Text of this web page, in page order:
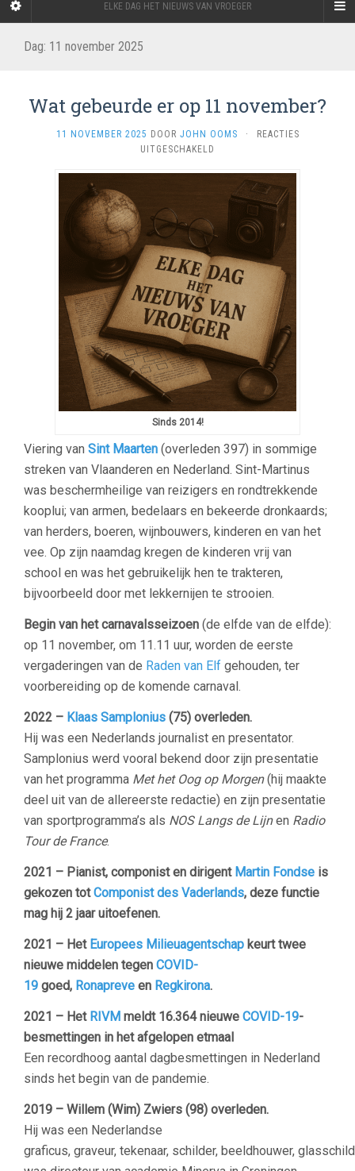
ELKE DAG HET NIEUWS VAN VROEGER
Dag: 11 november 2025
Wat gebeurde er op 11 november?
11 NOVEMBER 2025 DOOR JOHN OOMS ·
REACTIES
UITGESCHAKELD
GEBEURDE
NOVEMBER?
Sinds 2014!
Viering van Sint Maarten (overleden 397) in sommige
streken van Vlaanderen en Nederland. Sint-Martinus
was beschermheilige van reizigers en rondtrekkende
kooplui; van armen, bedelaars en bekeerde dronkaards;
van herders, boeren, wijnbouwers, kinderen en van het
vee. Op zijn naamdag kregen de kinderen vrij van
school en was het gebruikelijk hen te trakteren,
bijvoorbeeld door met lekkernijen te strooien.
Begin van het carnavalsseizoen (de elfde van de elfde):
op 11 november, om 11.11 uur, worden de eerste
vergaderingen van de Raden van Elf gehouden, ter
voorbereiding op de komende carnaval.
2022 – Klaas Samplonius (75) overleden.
Hij was een Nederlands journalist en presentator.
Samplonius werd vooral bekend door zijn presentatie
van het programma Met het Oog op Morgen(hij maakte
deel uit van de allereerste redactie) en zijn presentatie
van sportprogramma’s als NOS Langs de Lijnen Radio
Tour de France.
2021 – Pianist, componist en dirigent Martin Fondse is
gekozen totComponist des Vaderlands, deze functie
mag hij 2 jaar uitoefenen.
2021 – Het Europees Milieuagentschap keurt twee
nieuwe middelen tegen COVID-
19 goed, Ronapreve en Regkirona.
2021 – Het RIVM meldt 16.364 nieuwe COVID-19-
besmettingen in het afgelopen etmaal
Een recordhoog aantal dagbesmettingen in Nederland
sinds het begin van de pandemie.
2019 – Willem (Wim) Zwiers (98) overleden.
Hij was een Nederlandse
graficus, graveur, tekenaar, schilder, beeldhouwer,